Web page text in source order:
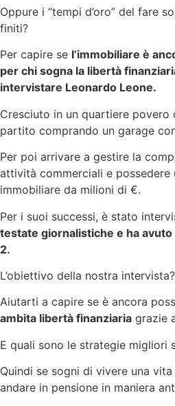
Oppure i “tempi d’oro” del fare
finiti?
Per capire se l’immobiliare è
per chi sogna la libertà
intervistare Leonardo Leone.
Cresciuto in un quartiere povero
partito comprando un garage
Per poi arrivare a gestire la
attività commerciali e possedere
immobiliare da milioni di €.
Per i suoi successi, è stato
testate giornalistiche e ha
2.
L’obiettivo della nostra intervista?
Aiutarti a capire se è ancora
ambita libertà finanziaria grazie
E quali sono le strategie migliori
Quindi se sogni di vivere una
andare in pensione in maniera